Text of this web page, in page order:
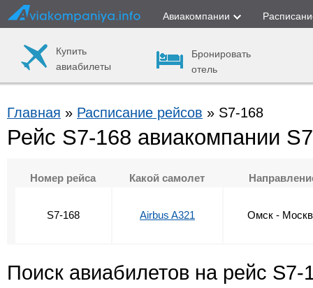
Авиакомпании
Купить
авиабилеты
Бронировать
отель
Главная » Расписание рейсов » S7-168
Рейс S7-168 авиакомпании
Номер рейса Какой самолет
S7-168 Airbus A321 Омск -
Поиск авиабилетов на рейс S7-